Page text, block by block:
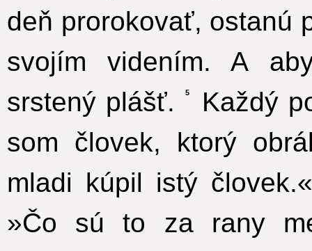
deň prorokovať, ostanú
svojím videním. A
srstený plášť.
5
Každý
som človek, ktorý
mladi kúpil istý človek.«
»Čo sú to za rany